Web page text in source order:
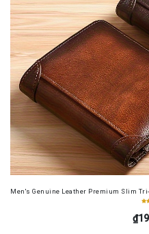
Men's Genuine Leather Premium Slim